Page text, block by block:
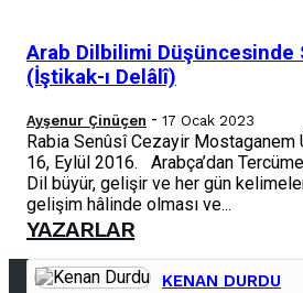
Arab Dilbilimi
(İştikak-ı Delâlî)
Ayşenur Çinüçen - 17 Ocak 2023
Rabia Senûsî Cezayir
16, Eylül 2016. Arabça’dan
Dil büyür, gelişir ve her gün
gelişim hâlinde olması ve...
YAZARLAR
KENAN DURDU